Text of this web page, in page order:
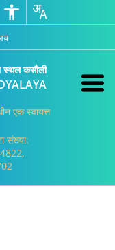
स्थल कसौली
एक स्वायत्त
संख्या: